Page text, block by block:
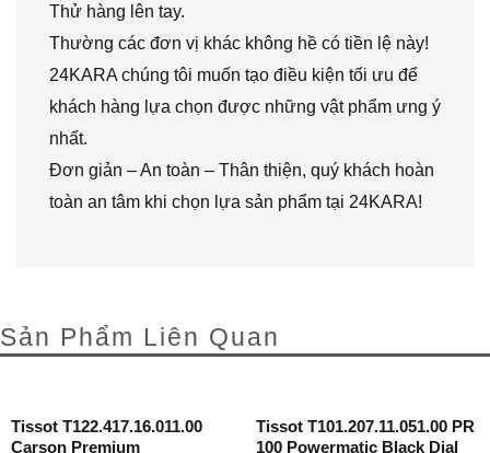
Thử hàng lên tay.
Thường các đơn vị khác không hề có tiền lệ này!
24KARA chúng tôi muốn tạo điều kiện tối ưu để
khách hàng lựa chọn được những vật phẩm ưng ý
nhất.
Đơn giản – An toàn – Thân thiện, quý khách hoàn
toàn an tâm khi chọn lựa sản phẩm tại 24KARA!
Sản Phẩm Liên Quan
Tissot T122.417.16.011.00
Carson Premium
Tissot T101.207.11.051.00 PR
100 Powermatic Black Dial